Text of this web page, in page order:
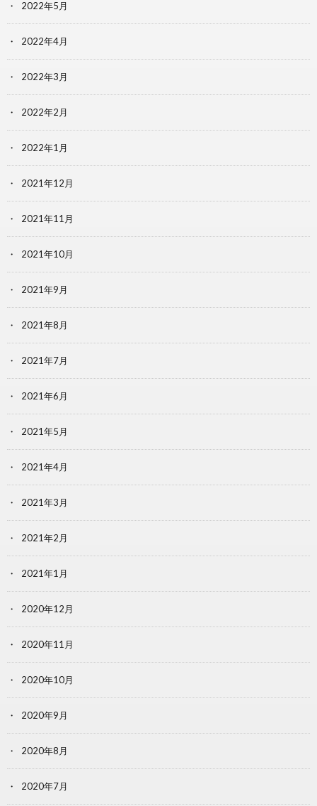
2022年5月
2022年4月
2022年3月
2022年2月
2022年1月
2021年12月
2021年11月
2021年10月
2021年9月
2021年8月
2021年7月
2021年6月
2021年5月
2021年4月
2021年3月
2021年2月
2021年1月
2020年12月
2020年11月
2020年10月
2020年9月
2020年8月
2020年7月